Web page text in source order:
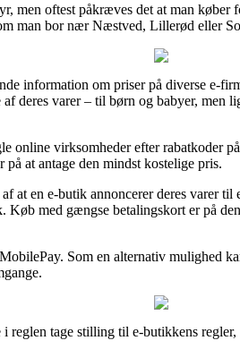
men oftest påkræves det at man
man bor nær Næstved, Lillerød eller
information om priser på diverse e-
deres varer – til børn og babyer, men
online virksomheder efter rabatkoder
at antage den mindst kostelige pris.
at en e-butik annoncerer deres varer
med gængse betalingskort er på
Som en alternativ mulighed
reglen tage stilling til e-butikkens